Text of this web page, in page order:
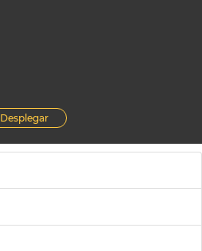
Desplegar